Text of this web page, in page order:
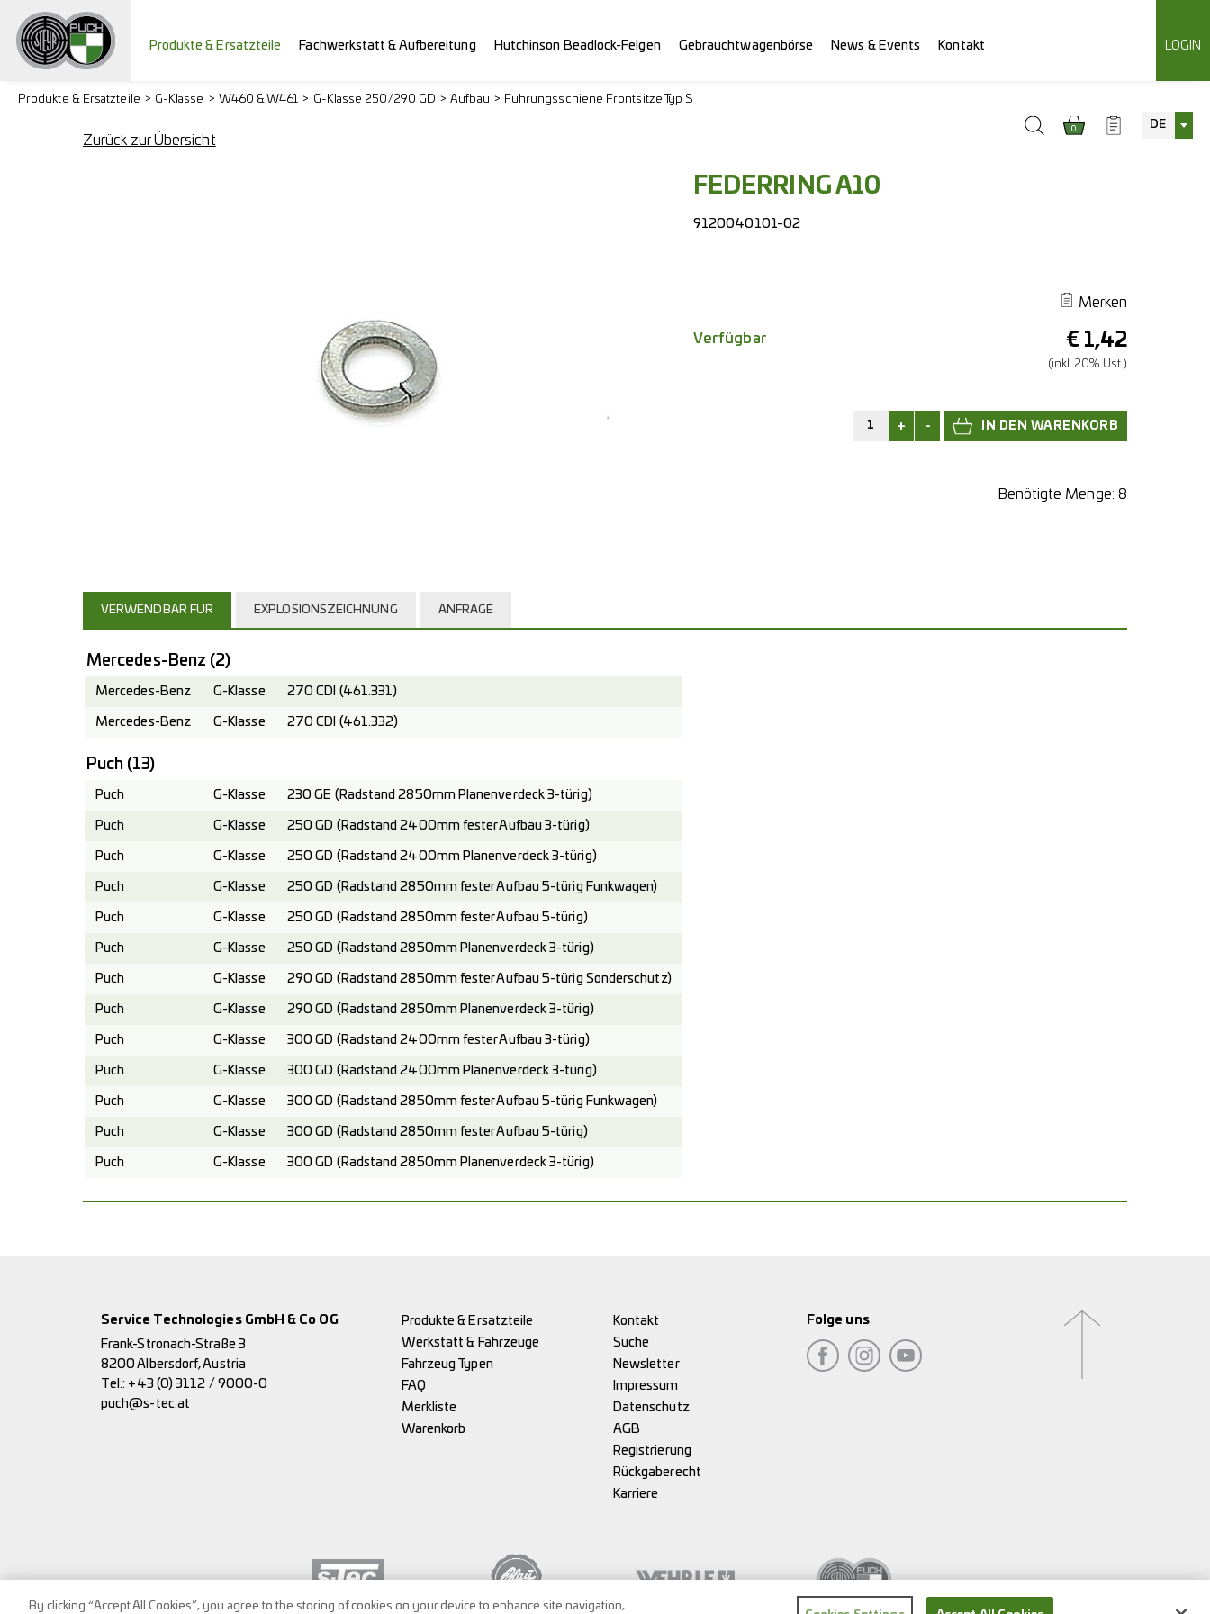
Produkte & Ersatzteile Fachwerkstatt & Aufbereitung Hutchinson Beadlock-Felgen Gebrauchtwagenbörse News & Events Kontakt LOGIN
0 DE
Produkte & Ersatzteile G-Klasse W460 & W461 G-Klasse 250/290 GD Aufbau Führungsschiene Frontsitze Typ S
Zurück zur Übersicht
FEDERRING A10
9120040101-02
Merken
€ 1,42
(inkl. 20% Ust.)
Verfügbar
+ -
Benötigte Menge: 8
VERWENDBAR FÜR EXPLOSIONSZEICHNUNG ANFRAGE
Mercedes-Benz (2)
Mercedes-Benz G-Klasse 270 CDI (461.331)
Mercedes-Benz G-Klasse 270 CDI (461.332)
Puch (13)
Puch G-Klasse 230 GE (Radstand 2850mm Planenverdeck 3-türig)
Puch G-Klasse 250 GD (Radstand 2400mm fester Aufbau 3-türig)
Puch G-Klasse 250 GD (Radstand 2400mm Planenverdeck 3-türig)
Puch G-Klasse 250 GD (Radstand 2850mm fester Aufbau 5-türig Funkwagen)
Puch G-Klasse 250 GD (Radstand 2850mm fester Aufbau 5-türig)
Puch G-Klasse 250 GD (Radstand 2850mm Planenverdeck 3-türig)
Puch G-Klasse 290 GD (Radstand 2850mm fester Aufbau 5-türig Sonderschutz)
Puch G-Klasse 290 GD (Radstand 2850mm Planenverdeck 3-türig)
Puch G-Klasse 300 GD (Radstand 2400mm fester Aufbau 3-türig)
Puch G-Klasse 300 GD (Radstand 2400mm Planenverdeck 3-türig)
Puch G-Klasse 300 GD (Radstand 2850mm fester Aufbau 5-türig Funkwagen)
Puch G-Klasse 300 GD (Radstand 2850mm fester Aufbau 5-türig)
Puch G-Klasse 300 GD (Radstand 2850mm Planenverdeck 3-türig)
Service Technologies GmbH & Co OG
Frank-Stronach-Straße 3
8200 Albersdorf, Austria
Tel.: +43 (0) 3112 / 9000-0
puch@s-tec.at
Produkte & Ersatzteile
Werkstatt & Fahrzeuge
Fahrzeug Typen
FAQ
Merkliste
Warenkorb
Kontakt
Suche
Newsletter
Impressum
Datenschutz
AGB
Registrierung
Rückgaberecht
Karriere
Folge uns
By clicking “Accept All Cookies”, you agree to the storing of cookies on your device to enhance site navigation,